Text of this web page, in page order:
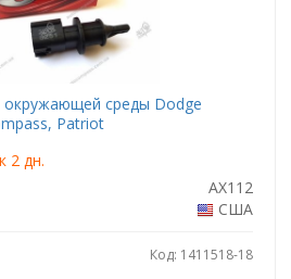
окружающей среды Dodge
Patriot
2 дн.
AX112
США
Код: 1411518-18